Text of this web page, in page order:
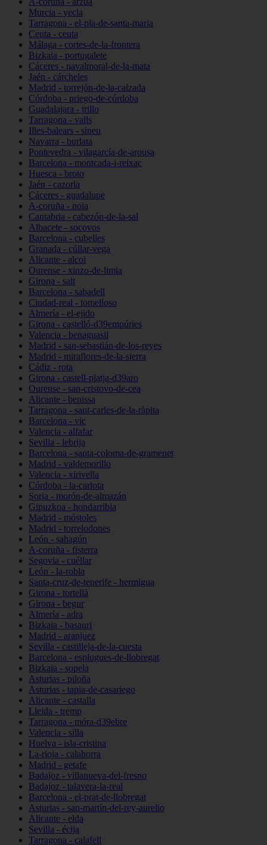
Murcia - yecla
Tarragona - el-pla-de-santa-maria
Ceuta - ceuta
Málaga - cortes-de-la-frontera
Bizkaia - portugalete
Cáceres - navalmoral-de-la-mata
Jaén - cárcheles
Madrid - torrejón-de-la-calzada
Córdoba - priego-de-córdoba
Guadalajara - trillo
Tarragona - valls
Illes-balears - sineu
Navarra - burlata
Pontevedra - vilagarcía-de-arousa
Barcelona - montcada-i-reixac
Huesca - broto
Jaén - cazorla
Cáceres - guadalupe
A-coruña - noia
Cantabria - cabezón-de-la-sal
Albacete - socovos
Barcelona - cubelles
Granada - cúllar-vega
Alicante - alcoi
Ourense - xinzo-de-limia
Girona - salt
Barcelona - sabadell
Ciudad-real - tomelloso
Almería - el-ejido
Girona - castelló-d39empúries
Valencia - benaguasil
Madrid - san-sebastián-de-los-reyes
Madrid - miraflores-de-la-sierra
Cádiz - rota
Girona - castell-platja-d39aro
Ourense - san-cristovo-de-cea
Alicante - benissa
Tarragona - sant-carles-de-la-ràpita
Barcelona - vic
Valencia - alfafar
Sevilla - lebrija
Barcelona - santa-coloma-de-gramenet
Madrid - valdemorillo
Valencia - xirivella
Córdoba - la-carlota
Soria - morón-de-almazán
Gipuzkoa - hondarribia
Madrid - móstoles
Madrid - torrelodones
León - sahagún
A-coruña - fisterra
Segovia - cuéllar
León - la-robla
Santa-cruz-de-tenerife - hermigua
Girona - tortellà
Girona - begur
Almería - adra
Bizkaia - basauri
Madrid - aranjuez
Sevilla - castilleja-de-la-cuesta
Barcelona - esplugues-de-llobregat
Bizkaia - sopela
Asturias - piloña
Asturias - tapia-de-casariego
Alicante - castalla
Lleida - tremp
Tarragona - móra-d39ebre
Valencia - silla
Huelva - isla-cristina
La-rioja - calahorra
Madrid - getafe
Badajoz - villanueva-del-fresno
Badajoz - talavera-la-real
Barcelona - el-prat-de-llobregat
Asturias - san-martín-del-rey-aurelio
Alicante - elda
Sevilla - écija
Tarragona - calafell